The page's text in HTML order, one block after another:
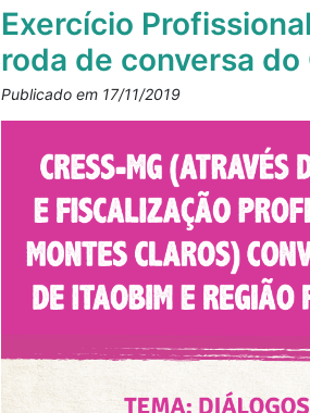
Exercício
roda de conversa do
Publicado em 17/11/2019